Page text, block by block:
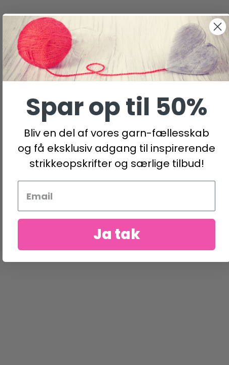
Spar op til 50%
Bliv en del af vores garn-fællesskab
og få eksklusiv adgang til inspirerende
strikkeopskrifter og særlige tilbud!
Ja tak